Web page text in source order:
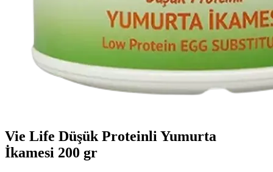
Vie Life Düşük Proteinli Yumurta
İkamesi 200 gr